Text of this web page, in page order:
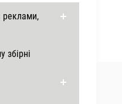
реклами,
збірні